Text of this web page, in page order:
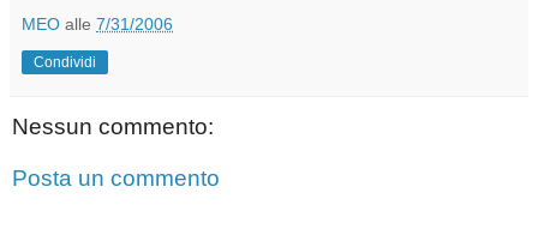
MEO alle 7/31/2006
Condividi
Nessun commento:
Posta un commento